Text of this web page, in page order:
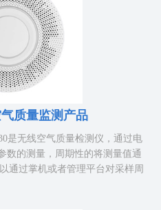
质量监测产品
是无线空气质量检测仪，通过电
数的测量，周期性的将测量值通
通过掌机或者管理平台对采样周